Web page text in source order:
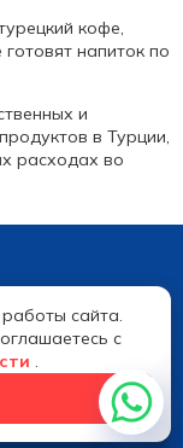
кофе,
напиток по
и
в Турции,
расходах во
сайта.
с
.